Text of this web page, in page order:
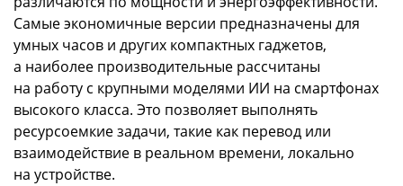
Самые экономичные версии предназначены для
умных часов и других компактных гаджетов,
а наиболее производительные рассчитаны
на работу с крупными моделями ИИ на смартфонах
высокого класса. Это позволяет выполнять
ресурсоемкие задачи, такие как перевод или
взаимодействие в реальном времени, локально
на устройстве.